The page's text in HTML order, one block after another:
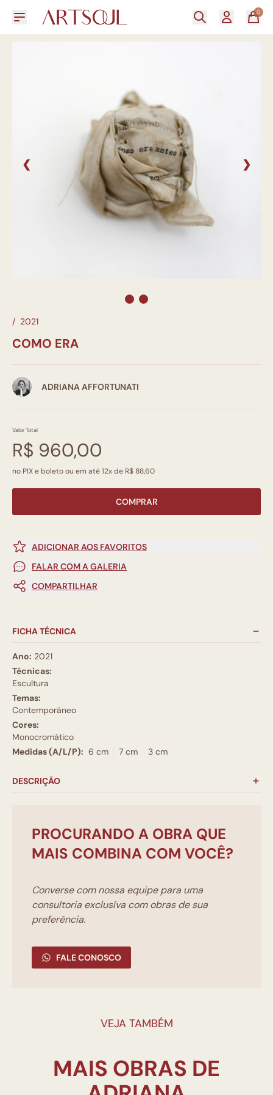
0
❮ ❯
/ 2021
COMO ERA
ADRIANA AFFORTUNATI
Valor Total
R$ 960,00
no PIX e boleto ou em até 12x de R$ 88,60
COMPRAR
ADICIONAR AOS FAVORITOS
FALAR COM A GALERIA
COMPARTILHAR
FICHA TÉCNICA
Ano: 2021
Técnicas:
Escultura
Temas:
Contemporâneo
Cores:
Monocromático
Medidas (A/L/P): 6 cm 7 cm 3 cm
DESCRIÇÃO
PROCURANDO A OBRA QUE
MAIS COMBINA COM VOCÊ?
Converse com nossa equipe para uma
consultoria exclusíva com obras de sua
preferência.
FALE CONOSCO
VEJA TAMBÉM
MAIS OBRAS DE